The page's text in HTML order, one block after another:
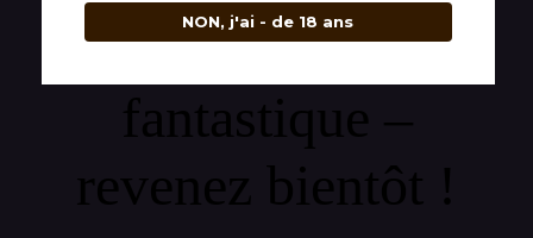
quelque chose de
fantastique –
revenez bientôt !
NON, j'ai - de 18 ans